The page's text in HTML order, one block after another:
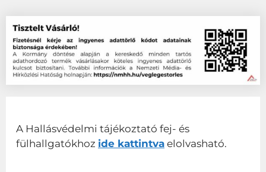
A Hallásvédelmi tájékoztató fej- és
fülhallgatókhoz ide kattintva elolvasható.